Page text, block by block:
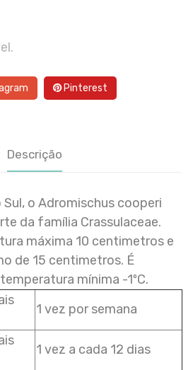
Pinterest
Descrição
o Adromischus cooperi
da família Crassulaceae.
máxima 10 centimetros e
de 15 centimetros. É
mínima -1ºC.
1 vez por semana
1 vez a cada 12 dias